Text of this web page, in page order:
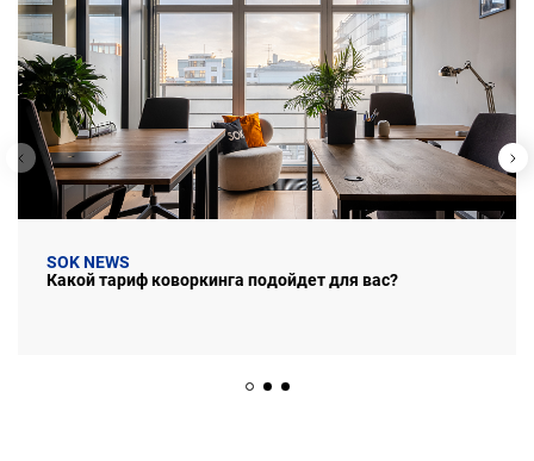
SOK NEWS
Какой тариф коворкинга подойдет для вас?